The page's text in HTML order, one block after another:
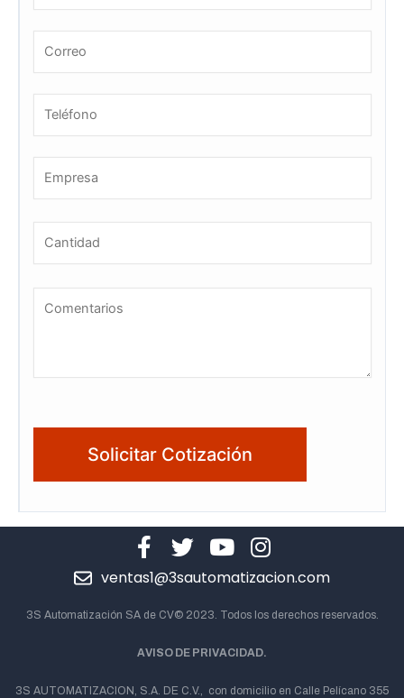
ventas1@3sautomatizacion.com
3S Automatización SA de CV© 2023. Todos los derechos reservados.
AVISO DE PRIVACIDAD.
3S AUTOMATIZACION, S.A. DE C.V., con domicilio en Calle Pelícano 355